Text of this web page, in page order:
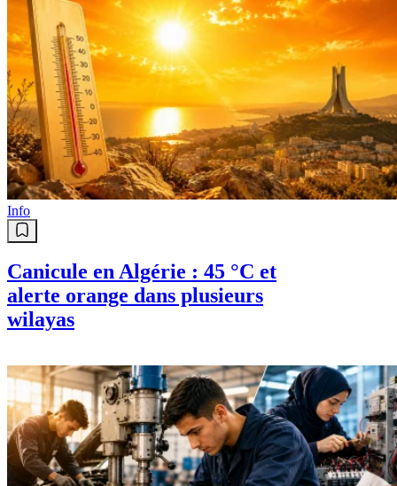
Info
Canicule en Algérie : 45 °C et
alerte orange dans plusieurs
wilayas